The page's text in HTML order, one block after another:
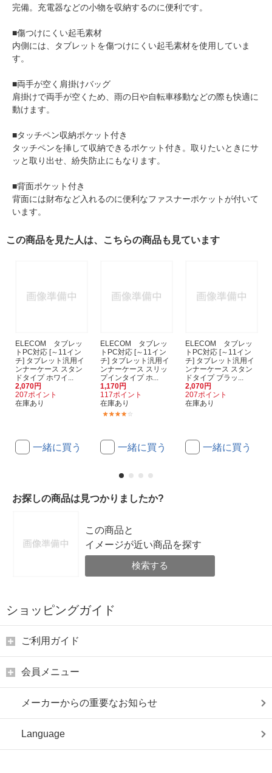
完備。充電器などの小物を収納するのに便利です。
■傷つけにくい起毛素材
内側には、タブレットを傷つけにくい起毛素材を使用していま
す。
■両手が空く肩掛けバッグ
肩掛けで両手が空くため、雨の日や自転車移動などの際も快適に
動けます。
■タッチペン収納ポケット付き
タッチペンを挿して収納できるポケット付き。取りたいときにサ
ッと取り出せ、紛失防止にもなります。
■背面ポケット付き
背面には財布など入れるのに便利なファスナーポケットが付いて
います。
この商品を見た人は、こちらの商品も見ています
ELECOM タブレッ
トPC対応 [～11イン
チ] タブレット汎用イ
ンナーケース スタン
ドタイプ ホワイ...
2,070円
207ポイント
在庫あり
一緒に買う
ELECOM タブレッ
トPC対応 [～11イン
チ] タブレット汎用イ
ンナーケース スリッ
プインタイプ ホ...
1,170円
117ポイント
在庫あり
一緒に買う
ELECOM タブレッ
トPC対応 [～11イン
チ] タブレット汎用イ
ンナーケース スタン
ドタイプ ブラッ...
2,070円
207ポイント
在庫あり
一緒に買う
お探しの商品は見つかりましたか?
この商品と
イメージが近い商品を探す
検索する
ショッピングガイド
ご利用ガイド
会員メニュー
メーカーからの重要なお知らせ
Language